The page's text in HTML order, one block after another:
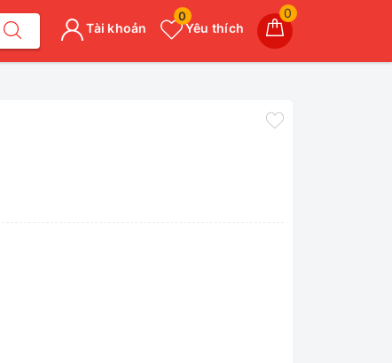
0
Yêu thích
0
Tài khoản